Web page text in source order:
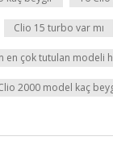
Clio 15 turbo var mı
en çok tutulan modeli
2000 model kaç